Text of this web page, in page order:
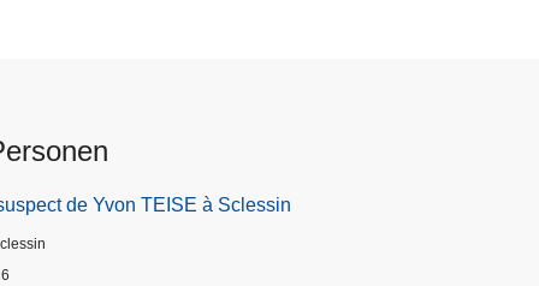
de Yvon TEISE à Sclessin